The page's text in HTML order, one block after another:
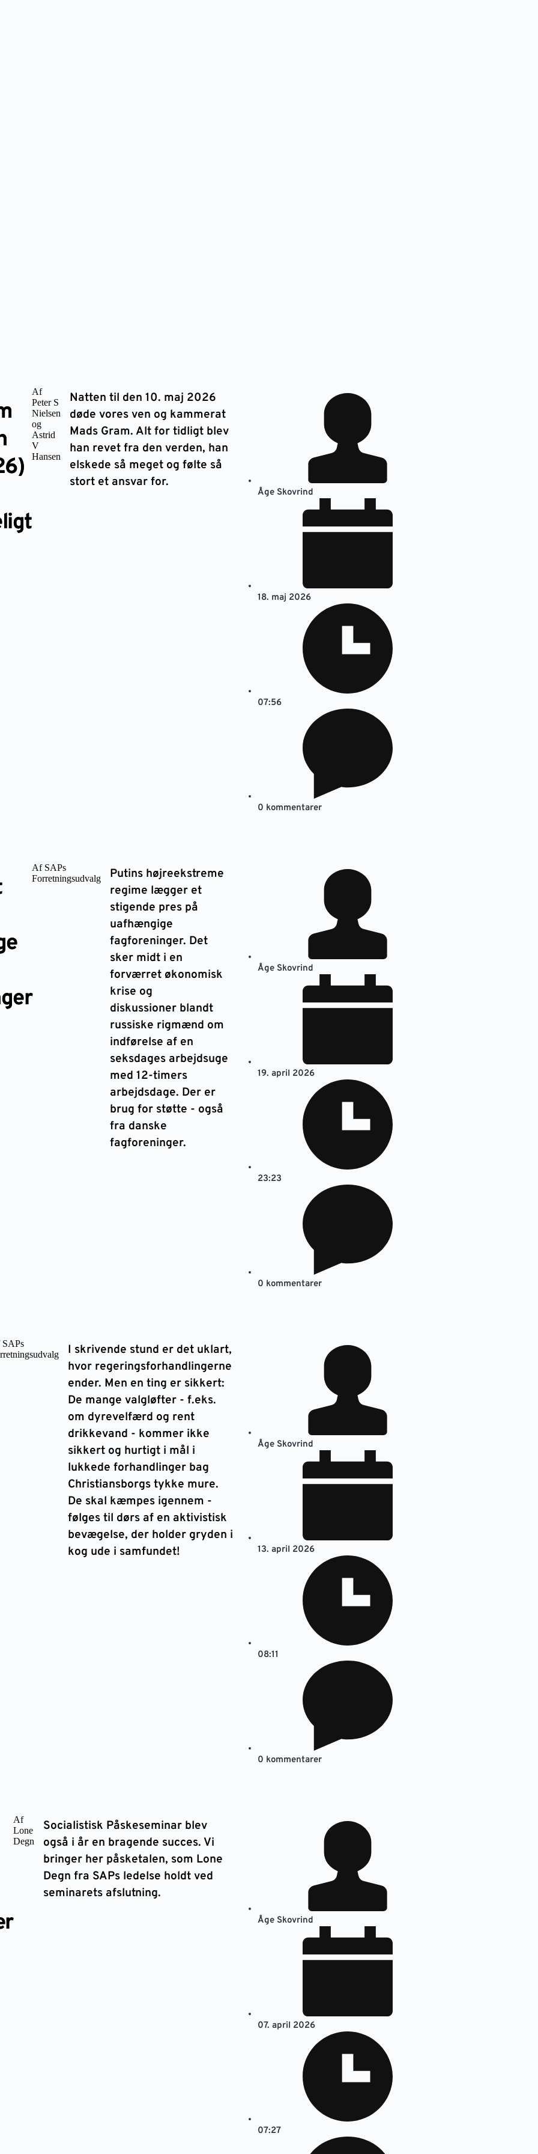
Af
Peter S
Nielsen
og
Astrid
V
Hansen
Natten til den 10. maj 2026
døde vores ven og kammerat
Mads Gram. Alt for tidligt blev
han revet fra den verden, han
elskede så meget og følte så
stort et ansvar for.
Åge Skovrind
18. maj 2026
07:56
0 kommentarer
Af SAPs
Forretningsudvalg
Putins højreekstreme
regime lægger et
stigende pres på
uafhængige
fagforeninger. Det
sker midt i en
forværret økonomisk
krise og
diskussioner blandt
russiske rigmænd om
indførelse af en
seksdages arbejdsuge
med 12-timers
arbejdsdage. Der er
brug for støtte - også
fra danske
fagforeninger.
Åge Skovrind
19. april 2026
23:23
0 kommentarer
I skrivende stund er det uklart,
hvor regeringsforhandlingerne
ender. Men en ting er sikkert:
De mange valgløfter - f.eks.
om dyrevelfærd og rent
drikkevand - kommer ikke
sikkert og hurtigt i mål i
lukkede forhandlinger bag
Christiansborgs tykke mure.
De skal kæmpes igennem -
følges til dørs af en aktivistisk
bevægelse, der holder gryden i
kog ude i samfundet!
Åge Skovrind
13. april 2026
08:11
0 kommentarer
Af
Lone
Degn
Socialistisk Påskeseminar blev
også i år en bragende succes. Vi
bringer her påsketalen, som Lone
Degn fra SAPs ledelse holdt ved
seminarets afslutning.
Åge Skovrind
07. april 2026
07:27